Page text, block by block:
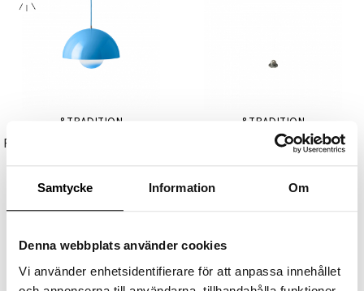
Samtycke Information Om
Denna webbplats använder cookies
Vi använder enhetsidentifierare för att anpassa innehållet
&TRADITION
4320 kr 3456 kr
&TRADITION
Toppskiva & Boll Till Flowerpot Bordslampa VP3
140 kr